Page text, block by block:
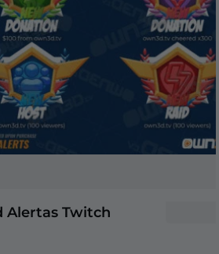
Alertas Twitch